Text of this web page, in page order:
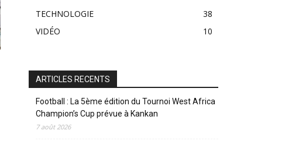
TECHNOLOGIE
38
VIDÉO
10
ARTICLES RECENTS
Football : La 5ème édition du Tournoi West Africa
Champion’s Cup prévue à Kankan
7 août 2026